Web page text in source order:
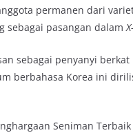
permanen dari
sebagai pasangan dalam
sebagai penyanyi
berbahasa Korea ini
Seniman